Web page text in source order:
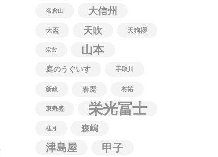
名倉山 大信州
大盃 天吹 天狗櫻
宗玄 山本
庭のうぐいす 手取川
新政 春鹿 村祐
東魁盛 栄光冨士
桂月 森嶋
津島屋 甲子